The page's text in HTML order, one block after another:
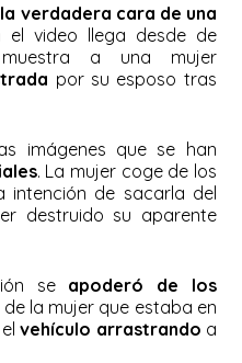
la verdadera cara de una
el video llega desde de
a una mujer
por su esposo tras
imágenes que se han
. La mujer coge de los
intención de sacarla del
destruido su aparente
seapoderó de los
de la mujer que estaba en
elvehículo arrastrando a